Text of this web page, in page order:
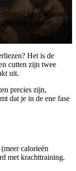
Leer wanneer
aanpakt.
Het is de
cutten zijn twee
uit.
precies zijn,
dat je in de ene fase
calorieën
met krachttraining.